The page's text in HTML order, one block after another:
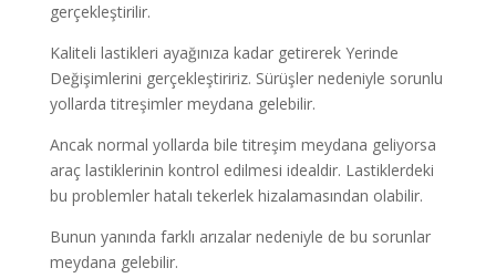
gerçekleştirilir.
Kaliteli lastikleri ayağınıza kadar getirerek Yerinde
Değişimlerini gerçekleştiririz. Sürüşler nedeniyle sorunlu
yollarda titreşimler meydana gelebilir.
Ancak normal yollarda bile titreşim meydana geliyorsa
araç lastiklerinin kontrol edilmesi idealdir. Lastiklerdeki
bu problemler hatalı tekerlek hizalamasından olabilir.
Bunun yanında farklı arızalar nedeniyle de bu sorunlar
meydana gelebilir.